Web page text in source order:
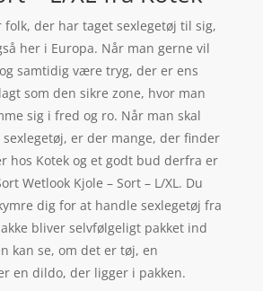
folk, der har taget sexlegetøj til sig,
her i Europa. Når man gerne vil
samtidig være tryg, der er ens
som den sikre zone, hvor man
sig i fred og ro. Når man skal
sexlegetøj, er der mange, der finder
hos Kotek og et godt bud derfra er
Wetlook Kjole – Sort – L/XL. Du
dig for at handle sexlegetøj fra
bliver selvfølgeligt pakket ind
kan se, om det er tøj, en
en dildo, der ligger i pakken.